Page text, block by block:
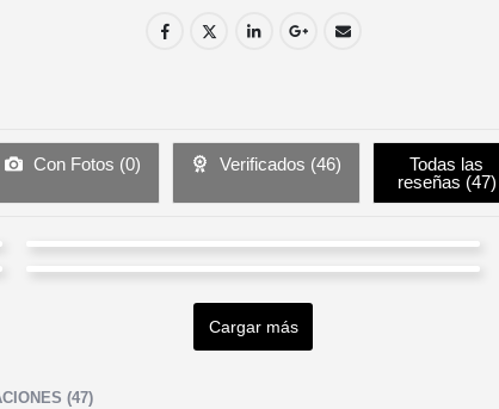
Con Fotos (0) Verificados (46)
Todas las
reseñas (47)
Excelente servicio, lo compre y el mismo dia me llego!
Muy recomendado aparte la decoración es muy buena
Super recomendado muy cumplidos
Cargar más
(47)